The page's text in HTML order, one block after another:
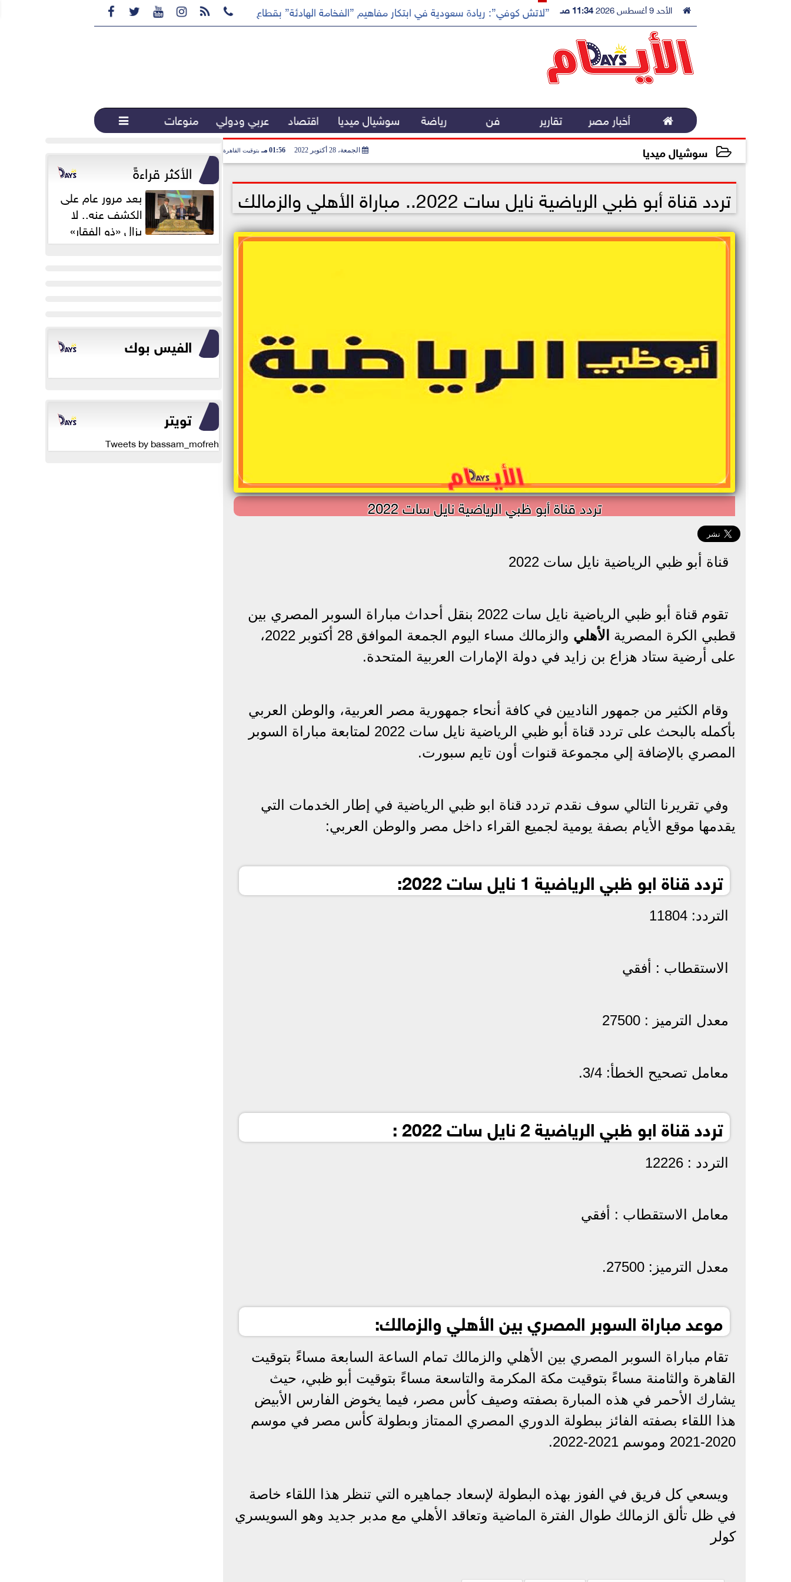
       الأحد 9 أغسطس 2026 11:34 صـ ”لاتش كوفي”: ريادة سعودية في ابتكار مفاهيم ”الفخامة الهادئة” بقطاع القهوة المختصة...
 أخبار مصر تقارير فن رياضة سوشيال ميديا اقتصاد عربي ودولي منوعات 
سوشيال ميديا الجمعة، 28 أكتوبر 2022 01:56 مـ بتوقيت القاهرة
تردد قناة أبو ظبي الرياضية نايل سات 2022.. مباراة الأهلي والزمالك
تردد قناة أبو ظبي الرياضية نايل سات 2022
قناة أبو ظبي الرياضية نايل سات 2022
تقوم قناة أبو ظبي الرياضية نايل سات 2022 بنقل أحداث مباراة السوبر المصري بين
قطبي الكرة المصرية الأهلي
والزمالك مساء اليوم الجمعة الموافق 28 أكتوبر 2022،
على أرضية ستاد هزاع بن زايد في دولة الإمارات العربية المتحدة.
وقام الكثير من جمهور الناديين في كافة أنحاء جمهورية مصر العربية، والوطن العربي
بأكمله بالبحث على تردد قناة أبو ظبي الرياضية نايل سات 2022 لمتابعة مباراة السوبر
المصري بالإضافة إلي مجموعة قنوات أون تايم سبورت.
وفي تقريرنا التالي سوف نقدم تردد قناة ابو ظبي الرياضية في إطار الخدمات التي
يقدمها موقع الأيام بصفة يومية لجميع القراء داخل مصر والوطن العربي:
تردد قناة ابو ظبي الرياضية 1 نايل سات 2022:
التردد: 11804
الاستقطاب : أفقي
معدل الترميز : 27500
معامل تصحيح الخطأ: 3/4.
تردد قناة ابو ظبي الرياضية 2 نايل سات 2022 :
التردد : 12226
معامل الاستقطاب : أفقي
معدل الترميز: 27500.
موعد مباراة السوبر المصري بين الأهلي والزمالك:
تقام مباراة السوبر المصري بين الأهلي والزمالك تمام الساعة السابعة مساءً بتوقيت
القاهرة والثامنة مساءً بتوقيت مكة المكرمة والتاسعة مساءً بتوقيت أبو ظبي، حيث
يشارك الأحمر في هذه المبارة بصفته وصيف كأس مصر، فيما يخوض الفارس الأبيض
هذا اللقاء بصفته الفائز ببطولة الدوري المصري الممتاز وبطولة كأس مصر في موسم
2020-2021 وموسم 2021-2022.
ويسعي كل فريق في الفوز بهذه البطولة لإسعاد جماهيره التي تنظر هذا اللقاء خاصة
في ظل تألق الزمالك طوال الفترة الماضية وتعاقد الأهلي مع مدبر جديد وهو السويسري
كولر
الأكثر قراءةً
بعد مرور عام على
الكشف عنه.. لا
يزال «ذو الفقار»
محور اهتمام...
الفيس بوك
تويتر
Tweets by bassam_mofreh